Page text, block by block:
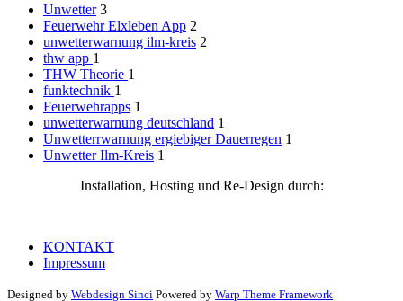
Unwetter 3
Feuerwehr Elxleben App 2
unwetterwarnung ilm-kreis 2
thw app 1
THW Theorie 1
funktechnik 1
Feuerwehrapps 1
unwetterwarnung deutschland 1
Unwetterrwarnung ergiebiger Dauerregen 1
Unwetter Ilm-Kreis 1
Installation, Hosting und Re-Design durch:
KONTAKT
Impressum
Designed by Webdesign Sinci Powered by Warp Theme Framework